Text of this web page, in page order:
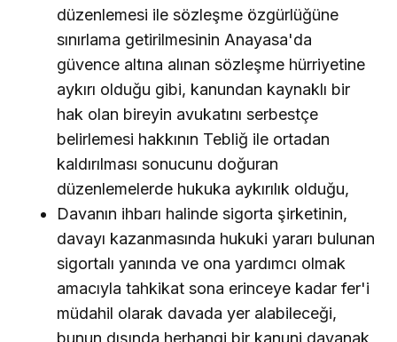
düzenlemesi ile sözleşme özgürlüğüne
sınırlama getirilmesinin Anayasa'da
güvence altına alınan sözleşme hürriyetine
aykırı olduğu gibi, kanundan kaynaklı bir
hak olan bireyin avukatını serbestçe
belirlemesi hakkının Tebliğ ile ortadan
kaldırılması sonucunu doğuran
düzenlemelerde hukuka aykırılık olduğu,
Davanın ihbarı halinde sigorta şirketinin,
davayı kazanmasında hukuki yararı bulunan
sigortalı yanında ve ona yardımcı olmak
amacıyla tahkikat sona erinceye kadar fer'i
müdahil olarak davada yer alabileceği,
bunun dışında herhangi bir kanuni dayanak